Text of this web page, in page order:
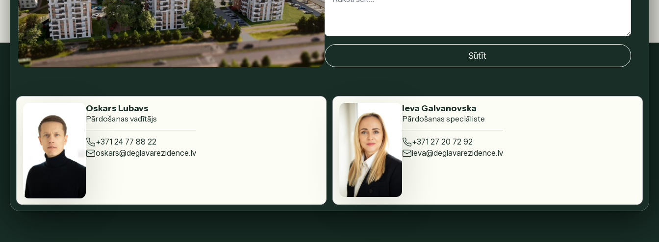
Sūtīt
Oskars Lubavs
Pārdošanas vadītājs
+371 24 77 88 22
oskars@deglavarezidence.lv
Ieva Galvanovska
Pārdošanas speciāliste
+371 27 20 72 92
ieva@deglavarezidence.lv